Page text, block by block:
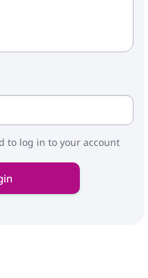
to log in to your account